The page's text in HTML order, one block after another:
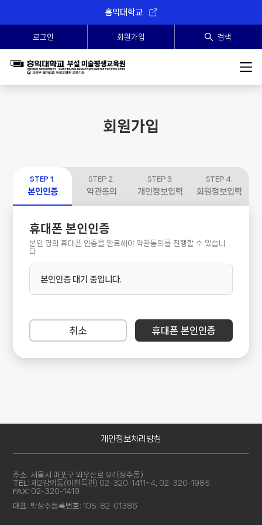
홍익대학교
로그인 회원가입 검색
SEARCH
회원가입
STEP 1.
본인인증
STEP 2.
약관동의
STEP 3.
개인정보입력
STEP 4.
회원정보입력
휴대폰 본인인증
본인 명의 휴대폰 인증을 완료해야 약관동의를 진행할 수 있습니
다.
본인인증 대기 중입니다.
취소 휴대폰 본인인증
개인정보처리방침
주소: 서울시 마포구 와우산로 94(상수동)
TEL: 제2강의동(이천득관) 02-320-1411~4, 02-320-1985
FAX: 02-320-1419
대표: 박상주등록번호: 105-82-01386